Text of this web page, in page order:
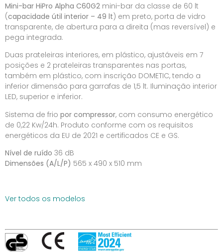
Mini-bar HiPro Alpha C60G2 mini-bar da classe de 60 lt
(capacidade útil interior – 49 lt) em preto, porta de vidro
transparente, de abertura para a direita (mas reversível) e
pega integrada.
Duas prateleiras interiores, em plástico, ajustáveis em 7
posições e 2 prateleiras transparentes nas portas,
também em plástico, com inscrição DOMETIC, tendo a
inferior dimensão para garrafas de 1,5 lt. Iluminação interior
LED, superior e inferior.
Sistema de frio por compressor, com consumo energético
de 0,22 Kw/24h. Produto conforme com os requisitos
energéticos da EU de 2021 e certificados CE e GS.
Nível de ruído 36 dB
Dimensões (A/L/P) 565 x 490 x 510 mm
Ver todos os modelos